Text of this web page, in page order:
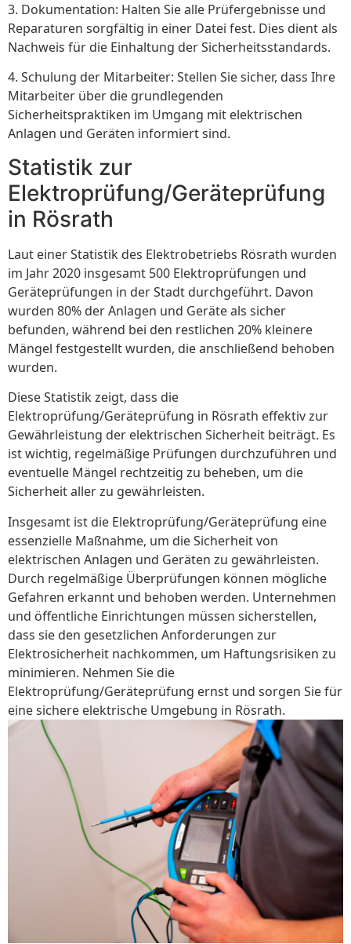
3. Dokumentation: Halten Sie alle Prüfergebnisse und
Reparaturen sorgfältig in einer Datei fest. Dies dient als
Nachweis für die Einhaltung der Sicherheitsstandards.
4. Schulung der Mitarbeiter: Stellen Sie sicher, dass Ihre
Mitarbeiter über die grundlegenden
Sicherheitspraktiken im Umgang mit elektrischen
Anlagen und Geräten informiert sind.
Statistik zur
Elektroprüfung/Geräteprüfung
in Rösrath
Laut einer Statistik des Elektrobetriebs Rösrath wurden
im Jahr 2020 insgesamt 500 Elektroprüfungen und
Geräteprüfungen in der Stadt durchgeführt. Davon
wurden 80% der Anlagen und Geräte als sicher
befunden, während bei den restlichen 20% kleinere
Mängel festgestellt wurden, die anschließend behoben
wurden.
Diese Statistik zeigt, dass die
Elektroprüfung/Geräteprüfung in Rösrath effektiv zur
Gewährleistung der elektrischen Sicherheit beiträgt. Es
ist wichtig, regelmäßige Prüfungen durchzuführen und
eventuelle Mängel rechtzeitig zu beheben, um die
Sicherheit aller zu gewährleisten.
Insgesamt ist die Elektroprüfung/Geräteprüfung eine
essenzielle Maßnahme, um die Sicherheit von
elektrischen Anlagen und Geräten zu gewährleisten.
Durch regelmäßige Überprüfungen können mögliche
Gefahren erkannt und behoben werden. Unternehmen
und öffentliche Einrichtungen müssen sicherstellen,
dass sie den gesetzlichen Anforderungen zur
Elektrosicherheit nachkommen, um Haftungsrisiken zu
minimieren. Nehmen Sie die
Elektroprüfung/Geräteprüfung ernst und sorgen Sie für
eine sichere elektrische Umgebung in Rösrath.